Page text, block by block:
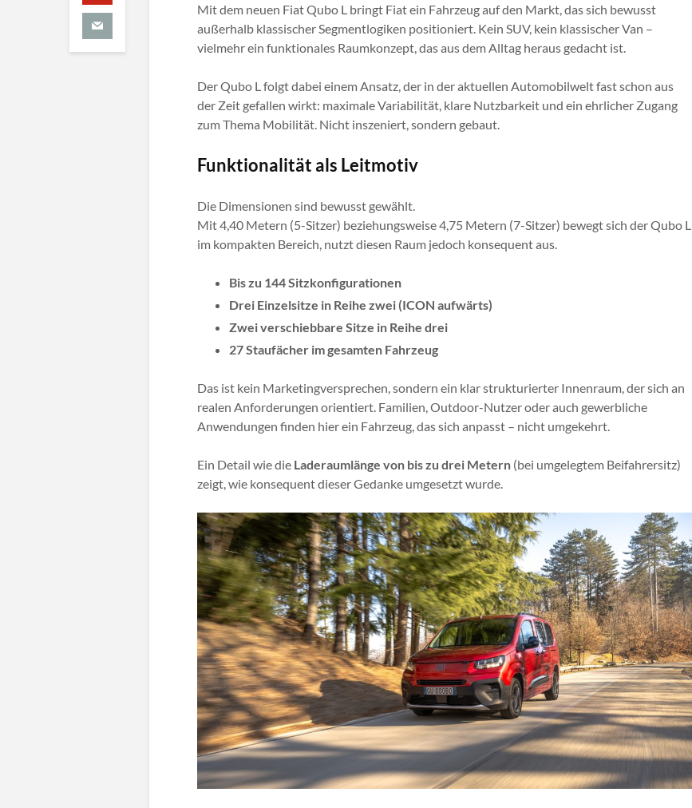
Mit dem neuen Fiat Qubo L bringt Fiat ein Fahrzeug auf den Markt, das sich bewusst
außerhalb klassischer Segmentlogiken positioniert. Kein SUV, kein klassischer Van –
vielmehr ein funktionales Raumkonzept, das aus dem Alltag heraus gedacht ist.
Der Qubo L folgt dabei einem Ansatz, der in der aktuellen Automobilwelt fast schon aus
der Zeit gefallen wirkt: maximale Variabilität, klare Nutzbarkeit und ein ehrlicher Zugang
zum Thema Mobilität. Nicht inszeniert, sondern gebaut.
Funktionalität als Leitmotiv
Die Dimensionen sind bewusst gewählt.
Mit 4,40 Metern (5-Sitzer) beziehungsweise 4,75 Metern (7-Sitzer) bewegt sich der Qubo L
im kompakten Bereich, nutzt diesen Raum jedoch konsequent aus.
Bis zu 144 Sitzkonfigurationen
Drei Einzelsitze in Reihe zwei (ICON aufwärts)
Zwei verschiebbare Sitze in Reihe drei
27 Staufächer im gesamten Fahrzeug
Das ist kein Marketingversprechen, sondern ein klar strukturierter Innenraum, der sich an
realen Anforderungen orientiert. Familien, Outdoor-Nutzer oder auch gewerbliche
Anwendungen finden hier ein Fahrzeug, das sich anpasst – nicht umgekehrt.
Ein Detail wie die Laderaumlänge von bis zu drei Metern (bei umgelegtem Beifahrersitz)
zeigt, wie konsequent dieser Gedanke umgesetzt wurde.